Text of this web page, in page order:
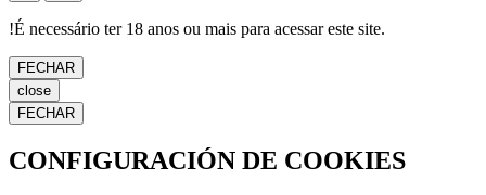
!É necessário ter 18 anos ou mais para acessar este site.
FECHAR
close
FECHAR
CONFIGURACIÓN DE COOKIES